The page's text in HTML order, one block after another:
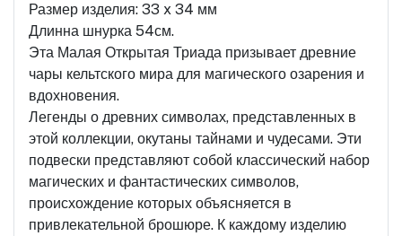
Размер изделия: 33 x 34 мм
Длинна шнурка 54см.
Эта Малая Открытая Триада призывает древние
чары кельтского мира для магического озарения и
вдохновения.
Легенды о древних символах, представленных в
этой коллекции, окутаны тайнами и чудесами. Эти
подвески представляют собой классический набор
магических и фантастических символов,
происхождение которых объясняется в
привлекательной брошюре. К каждому изделию